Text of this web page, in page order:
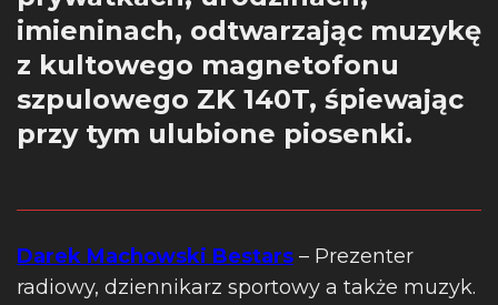
imieninach, odtwarzając muzykę
z kultowego magnetofonu
szpulowego ZK 140T, śpiewając
przy tym ulubione piosenki.
Darek Machowski Bestars – Prezenter
radiowy, dziennikarz sportowy a także muzyk.